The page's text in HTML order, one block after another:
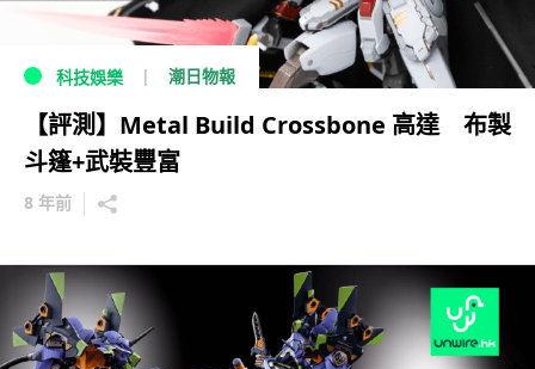
科技娛樂 潮日物報
【評測】Metal Build Crossbone 高達 布製
斗篷+武裝豐富
8 年前